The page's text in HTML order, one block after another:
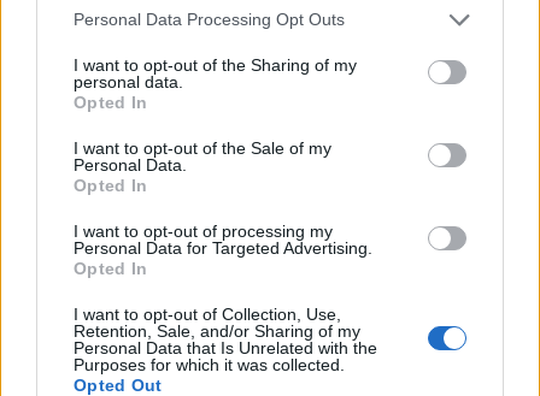
Personal Data Processing Opt Outs
I want to opt-out of the Sharing of my
personal data.
Opted In
I want to opt-out of the Sale of my
Personal Data.
Opted In
I want to opt-out of processing my
Personal Data for Targeted Advertising.
Opted In
I want to opt-out of Collection, Use,
Retention, Sale, and/or Sharing of my
Personal Data that Is Unrelated with the
Purposes for which it was collected.
Opted Out
di VareseNews.it, che rimane autonoma e indipendente. I messaggi inclusi nei
commenti non sono testi giornalistici, ma post inviati dai singoli lettori che
possono essere automaticamente pubblicati senza filtro preventivo. I commenti
che includano uno o più link a siti esterni verranno rimossi in automatico dal